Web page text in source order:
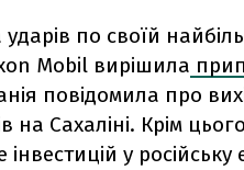
по своїй
Mobil вирішила
повідомила про
на Сахаліні. Крім
у російську